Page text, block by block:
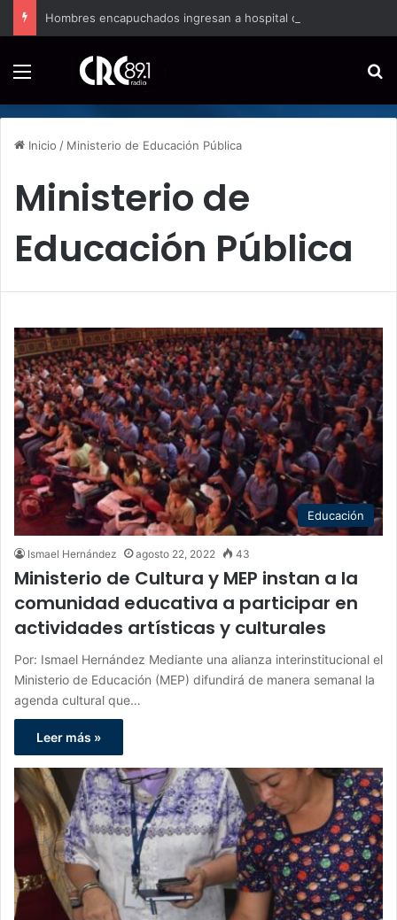
Inicio / Ministerio de Educación Pública
Ministerio de
Educación Pública
Educación
Ismael Hernández agosto 22, 2022 43
Ministerio de Cultura y MEP instan a la
comunidad educativa a participar en
actividades artísticas y culturales
Por: Ismael Hernández Mediante una alianza interinstitucional el
Ministerio de Educación (MEP) difundirá de manera semanal la
agenda cultural que…
Leer más »